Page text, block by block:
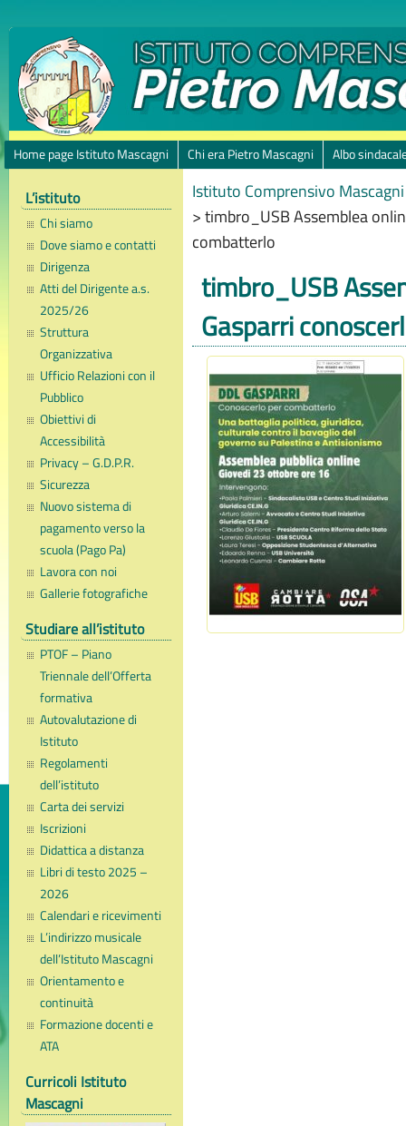
Home page Istituto Mascagni Chi era Pietro Mascagni Albo
L’istituto
Chi siamo
Dove siamo e contatti
Dirigenza
Atti del Dirigente a.s.
2025/26
Struttura
Organizzativa
Ufficio Relazioni con il
Pubblico
Obiettivi di
Accessibilità
Privacy – G.D.P.R.
Sicurezza
Nuovo sistema di
pagamento verso la
scuola (Pago Pa)
Lavora con noi
Gallerie fotografiche
Studiare all’istituto
PTOF – Piano
Triennale dell’Offerta
formativa
Autovalutazione di
Istituto
Regolamenti
dell’istituto
Carta dei servizi
Iscrizioni
Didattica a distanza
Libri di testo 2025 –
2026
Calendari e ricevimenti
L’indirizzo musicale
dell’Istituto Mascagni
Orientamento e
continuità
Formazione docenti e
ATA
Curricoli Istituto
Mascagni
Istituto Comprensivo
>timbro_USB Assemblea
combatterlo
timbro_USB
Gasparri